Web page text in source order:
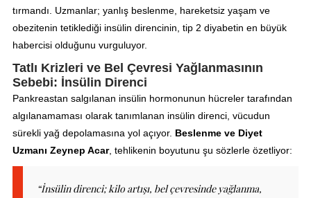
tırmandı. Uzmanlar; yanlış beslenme, hareketsiz yaşam ve
obezitenin tetiklediği insülin direncinin, tip 2 diyabetin en büyük
habercisi olduğunu vurguluyor.
Tatlı Krizleri ve Bel Çevresi Yağlanmasının
Sebebi: İnsülin Direnci
Pankreastan salgılanan insülin hormonunun hücreler tarafından
algılanamaması olarak tanımlanan insülin direnci, vücudun
sürekli yağ depolamasına yol açıyor. Beslenme ve Diyet
Uzmanı Zeynep Acar, tehlikenin boyutunu şu sözlerle özetliyor:
“İnsülin direnci; kilo artışı, bel çevresinde yağlanma,